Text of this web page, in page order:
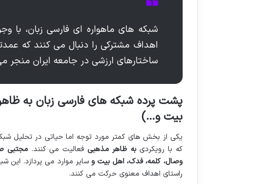
شبکه های ماهواره ای فارسی زبان، با
اهداف مشترکی را دنبال می کنند که
ساختارهای ارزشی در جامعه ایران منجر
پشت پرده شبکه های فارسی زبان به
بیت و…)
یکی از بخش های کمتر مورد توجه اما حیاتی در تحلیل
که با رویکردیبه ظاهر مذهبی فعالیت می کنند. مجتبی
وصال، کلمه، فدک، اهل بیت و سایر موارد می پردازد. این
راستای اهداف معنوی حرکت می کنند.